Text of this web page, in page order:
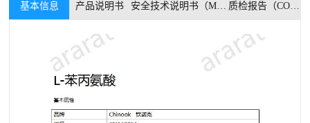
基本信息 产品说明书 安全技术说明书（MSDS） 质检报告（COA）